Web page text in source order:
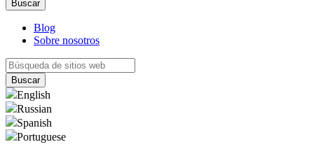
Blog
Sobre nosotros
English
Russian
Spanish
Portuguese